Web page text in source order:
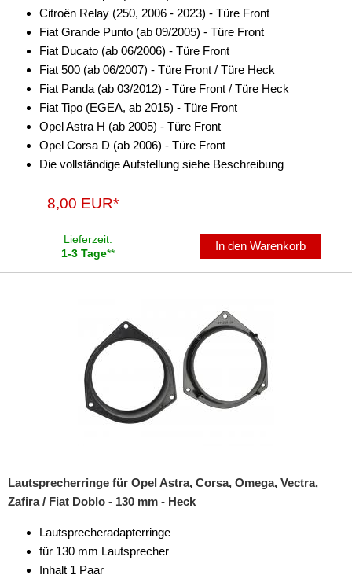
Citroën Relay (250, 2006 - 2023) - Türe Front
Fiat Grande Punto (ab 09/2005) - Türe Front
Fiat Ducato (ab 06/2006) - Türe Front
Fiat 500 (ab 06/2007) - Türe Front / Türe Heck
Fiat Panda (ab 03/2012) - Türe Front / Türe Heck
Fiat Tipo (EGEA, ab 2015) - Türe Front
Opel Astra H (ab 2005) - Türe Front
Opel Corsa D (ab 2006) - Türe Front
Die vollständige Aufstellung siehe Beschreibung
8,00 EUR*
Lieferzeit:
1-3 Tage**
In den Warenkorb
Lautsprecherringe für Opel Astra, Corsa, Omega, Vectra,
Zafira / Fiat Doblo - 130 mm - Heck
Lautsprecheradapterringe
für 130 mm Lautsprecher
Inhalt 1 Paar